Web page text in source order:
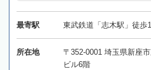
最寄駅 東武鉄道「志木駅」徒歩
所在地
〒352-0001 埼玉県新座
ビル6階